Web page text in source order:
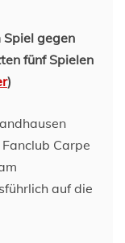
Spiel gegen
fünf Spielen
)
Carpe
auf die